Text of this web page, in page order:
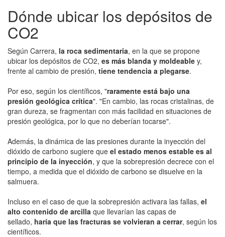
Dónde ubicar los depósitos de
CO2
Según Carrera, la roca sedimentaria, en la que se propone
ubicar los depósitos de CO2, es más blanda y moldeable y,
frente al cambio de presión, tiene tendencia a plegarse.
Por eso, según los científicos, "raramente está bajo una
presión geológica crítica". "En cambio, las rocas cristalinas, de
gran dureza, se fragmentan con más facilidad en situaciones de
presión geológica, por lo que no deberían tocarse".
Además, la dinámica de las presiones durante la inyección del
dióxido de carbono sugiere que el estado menos estable es al
principio de la inyección, y que la sobrepresión decrece con el
tiempo, a medida que el dióxido de carbono se disuelve en la
salmuera.
Incluso en el caso de que la sobrepresión activara las fallas, el
alto contenido de arcilla que llevarían las capas de
sellado, haría que las fracturas se volvieran a cerrar, según los
científicos.